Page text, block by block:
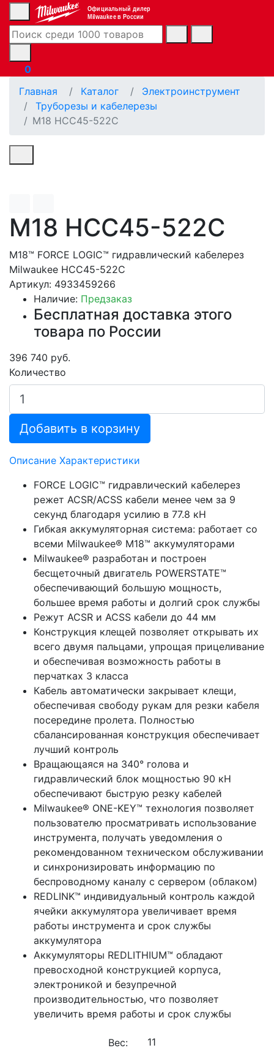
Официальный дилер
Milwaukee в России
0
Главная
Каталог
Электроинструмент
Труборезы и кабелерезы
M18 HCC45-522C
M18 HCC45-522C
M18™ FORCE LOGIC™ гидравлический кабелерез
Milwaukee HCC45-522C
Артикул: 4933459266
Наличие: Предзаказ
Бесплатная доставка этого
товара по России
396 740 руб.
Количество
Добавить в корзину
Описание Характеристики
FORCE LOGIC™ гидравлический кабелерез
режет ACSR/ACSS кабели менее чем за 9
секунд благодаря усилию в 77.8 кН
Гибкая аккумуляторная система: работает со
всеми Milwaukee® M18™ аккумуляторами
Milwaukee® разработан и построен
бесщеточный двигатель POWERSTATE™
обеспечивающий большую мощность,
большее время работы и долгий срок службы
Режут ACSR и ACSS кабели до 44 мм
Конструкция клещей позволяет открывать их
всего двумя пальцами, упрощая прицеливание
и обеспечивая возможность работы в
перчатках 3 класса
Кабель автоматически закрывает клещи,
обеспечивая свободу рукам для резки кабеля
посередине пролета. Полностью
сбалансированная конструкция обеспечивает
лучший контроль
Вращающаяся на 340° голова и
гидравлический блок мощностью 90 кН
обеспечивают быструю резку кабелей
Milwaukee® ONE-KEY™ технология позволяет
пользователю просматривать использование
инструмента, получать уведомления о
рекомендованном техническом обслуживании
и синхронизировать информацию по
беспроводному каналу с сервером (облаком)
REDLINK™ индивидуальный контроль каждой
ячейки аккумулятора увеличивает время
работы инструмента и срок службы
аккумулятора
Аккумуляторы REDLITHIUM™ обладают
превосходной конструкцией корпуса,
электроникой и безупречной
производительностью, что позволяет
увеличить время работы и срок службы
Вес: